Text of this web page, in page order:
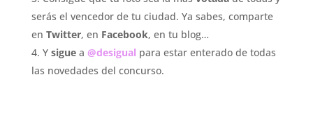
serás el vencedor de tu ciudad. Ya sabes, comparte
en Twitter, en Facebook, en tu blog…
Ysiguea @desigual para estar enterado de todas
las novedades del concurso.